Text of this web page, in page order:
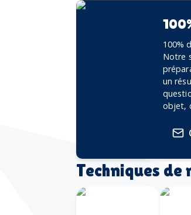
100%
Notre
un
objet,
Techniques de